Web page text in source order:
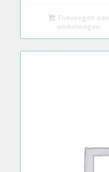
Toevoegen aan
winkelwagen